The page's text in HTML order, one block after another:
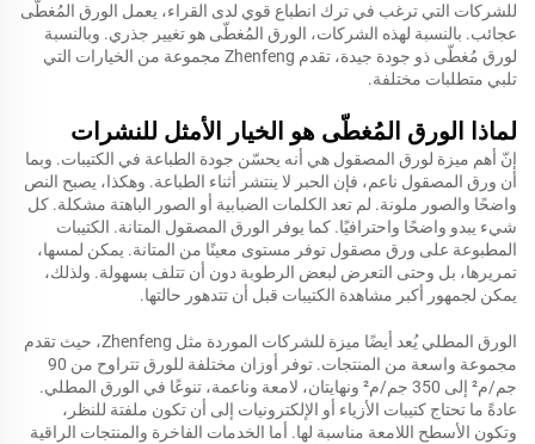
للشركات التي ترغب في ترك انطباع قوي لدى القراء، يعمل الورق المُغطّى
عجائب. بالنسبة لهذه الشركات، الورق المُغطّى هو تغيير جذري. وبالنسبة
لورق مُغطّى ذو جودة جيدة، تقدم Zhenfeng مجموعة من الخيارات التي
تلبي متطلبات مختلفة.
لماذا الورق المُغطّى هو الخيار الأمثل للنشرات
إنّ أهم ميزة لورق المصقول هي أنه يحسّن جودة الطباعة في الكتيبات. وبما
أن ورق المصقول ناعم، فإن الحبر لا ينتشر أثناء الطباعة. وهكذا، يصبح النص
واضحًا والصور ملونة. لم تعد الكلمات الضبابية أو الصور الباهتة مشكلة. كل
شيء يبدو واضحًا واحترافيًا. كما يوفر الورق المصقول المتانة. الكتيبات
المطبوعة على ورق مصقول توفر مستوى معينًا من المتانة. يمكن لمسها،
تمريرها، بل وحتى التعرض لبعض الرطوبة دون أن تتلف بسهولة. ولذلك،
يمكن لجمهور أكبر مشاهدة الكتيبات قبل أن تتدهور حالتها.
الورق المطلي يُعد أيضًا ميزة للشركات الموردة مثل Zhenfeng، حيث تقدم
مجموعة واسعة من المنتجات. توفر أوزان مختلفة للورق تتراوح من 90
جم/م² إلى 350 جم/م² ونهايتان، لامعة وناعمة، تنوعًا في الورق المطلي.
عادةً ما تحتاج كتيبات الأزياء أو الإلكترونيات إلى أن تكون ملفتة للنظر،
وتكون الأسطح اللامعة مناسبة لها. أما الخدمات الفاخرة والمنتجات الراقية